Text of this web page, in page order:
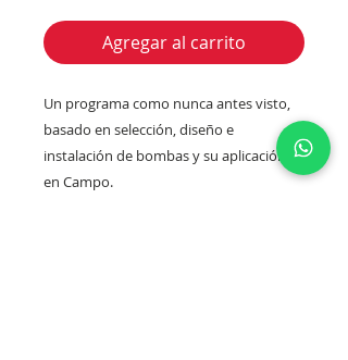
Agregar al carrito
Un programa como nunca antes visto,
basado en selección, diseño e
instalación de bombas y su aplicación
en Campo.